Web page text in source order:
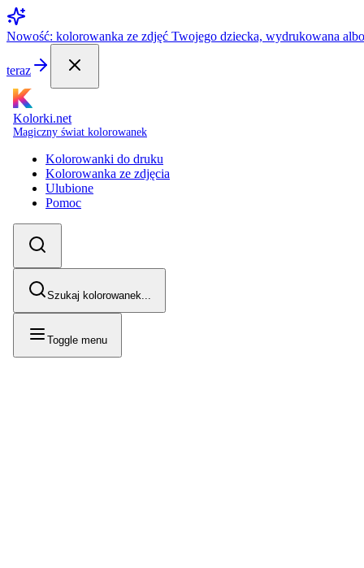
Nowość: kolorowanka ze zdjęć Twojego dziecka, wydrukowana
teraz
Kolorki.net
Magiczny świat kolorowanek
Kolorowanki do druku
Kolorowanka ze zdjęcia
Ulubione
Pomoc
Szukaj kolorowanek...
Toggle menu